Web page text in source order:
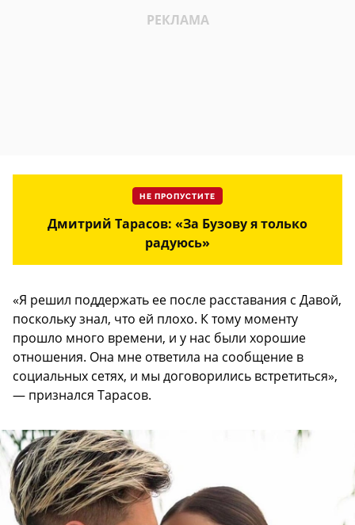
НЕ ПРОПУСТИТЕ
Дмитрий Тарасов: «За Бузову я только
радуюсь»
«Я решил поддержать ее после расставания с Давой,
поскольку знал, что ей плохо. К тому моменту
прошло много времени, и у нас были хорошие
отношения. Она мне ответила на сообщение в
социальных сетях, и мы договорились встретиться»,
— признался Тарасов.